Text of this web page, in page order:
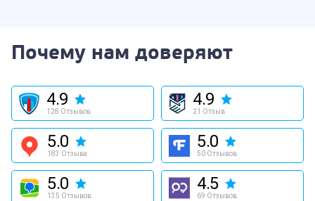
Почему нам доверяют
4.9
128 Отзывов
4.9
21 Отзыв
5.0
183 Отзыва
5.0
50 Отзывов
5.0
135 Отзывов
4.5
69 Отзывов